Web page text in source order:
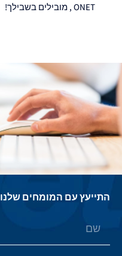
ONET , מובילים בשבילך!
התייעץ עם המומחים שלנו